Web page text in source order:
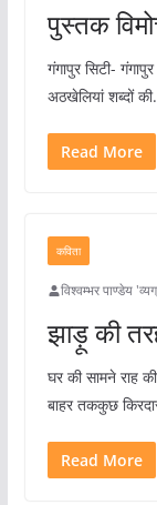
पुस्तक
गंगापुर सिटी-
अठखेलियां शब्दों
Read More
कविता
विश्वम्भर पाण्डेय
झाड़ू की
घर की सामने राह
बाहर तककुछ
Read More